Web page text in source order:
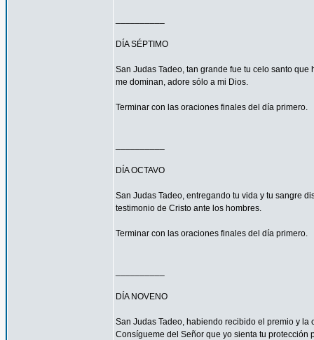
DÍA SÉPTIMO
San Judas Tadeo, tan grande fue tu celo santo
me dominan, adore sólo a mi Dios.
Terminar con las oraciones finales del día primero.
DÍA OCTAVO
San Judas Tadeo, entregando tu vida y tu sangre
testimonio de Cristo ante los hombres.
Terminar con las oraciones finales del día primero.
DÍA NOVENO
San Judas Tadeo, habiendo recibido el premio y
Consígueme del Señor que yo sienta tu